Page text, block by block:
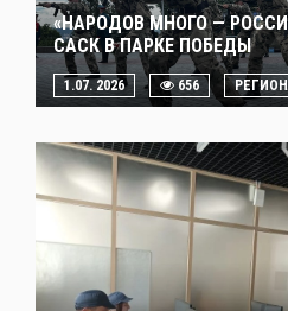
«НАРОДОВ МНОГО —
САСК В ПАРКЕ ПОБЕДЫ
1.07. 2026 656